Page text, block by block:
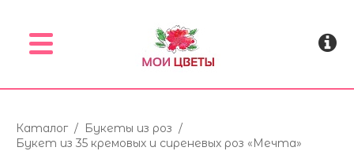
Menu
Каталог / Букеты из роз /
Букет из 35 кремовых и сиреневых роз «Мечта»